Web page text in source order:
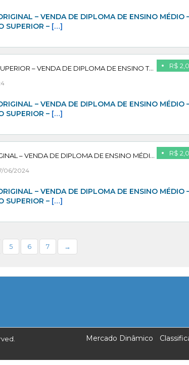
– VENDA DE DIPLOMA DE ENSINO MÉDIO
SUPERIOR – […]
R$
VENDA DE DIPLOMA DE ENSINO SUPERIOR – VENDA DE DIPLOMA DE ENSINO TÉCNICO – PAGUE APÓS CONFIRMAR
– VENDA DE DIPLOMA DE ENSINO MÉDIO
SUPERIOR – […]
R$
VENDA DE DIPLOMA QUENTE ORIGINAL – VENDA DE DIPLOMA DE ENSINO MÉDIO – VENDA DE DIPLOMA DE ENSINO SUPERIOR – VENDA DE DIPLOMA DE ENSINO TÉCNICO – COMPRAR DIPLOMA DE PÓS GRADUAÇÃO – VENDA DE DIPLOMA DE MESTRADO – PAGUE APÓS CONFIRMAR
06/2024
– VENDA DE DIPLOMA DE ENSINO MÉDIO
SUPERIOR – […]
5 6 7 →
Mercado Dinâmico